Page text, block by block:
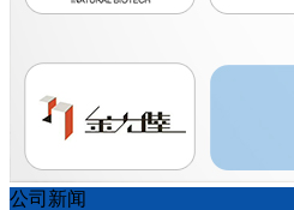
公司新闻